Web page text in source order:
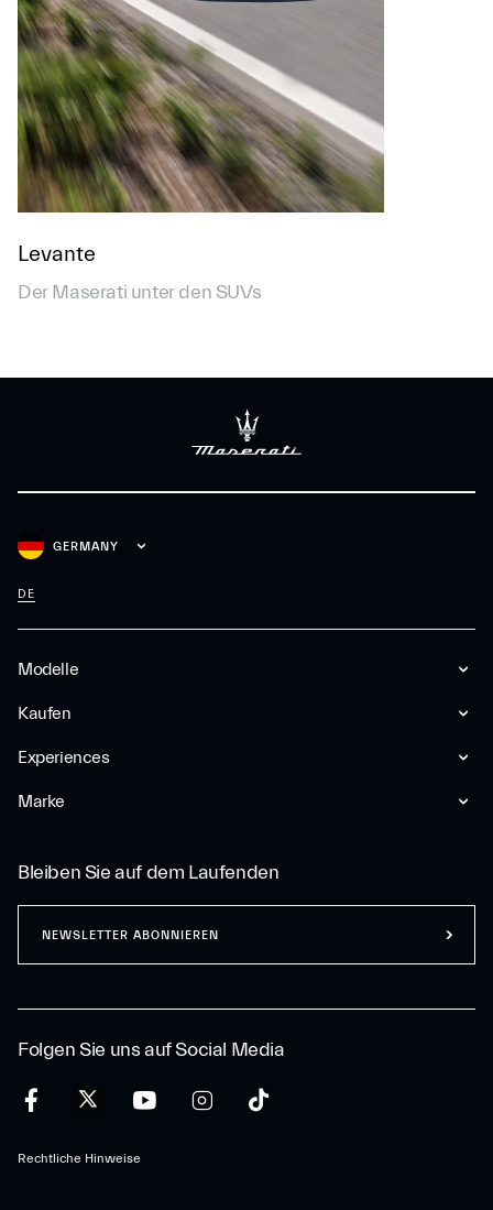
Levante
Der Maserati unter den SUVs
Modelle
Kaufen
Experiences
Marke
GERMANY
DE
Folgen Sie uns auf Social Media
Rechtliche Hinweise
Bleiben Sie auf dem Laufenden
NEWSLETTER ABONNIEREN